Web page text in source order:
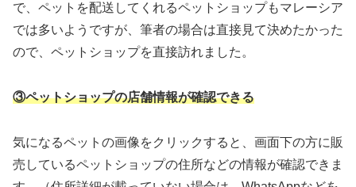
で、ペットを配送してくれるペットショップもマレーシア
では多いようですが、筆者の場合は直接見て決めたかった
ので、ペットショップを直接訪れました。
③ペットショップの店舗情報が確認できる
気になるペットの画像をクリックすると、画面下の方に販
売しているペットショップの住所などの情報が確認できま